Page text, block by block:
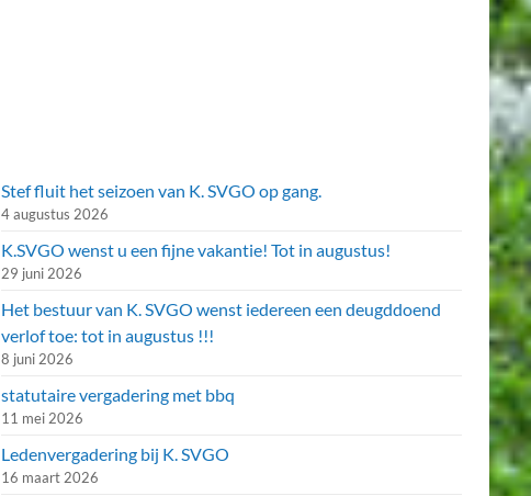
Stef fluit het seizoen van K. SVGO op gang.
4 augustus 2026
K.SVGO wenst u een fijne vakantie! Tot in augustus!
29 juni 2026
Het bestuur van K. SVGO wenst iedereen een deugddoend
verlof toe: tot in augustus !!!
8 juni 2026
statutaire vergadering met bbq
11 mei 2026
Ledenvergadering bij K. SVGO
16 maart 2026